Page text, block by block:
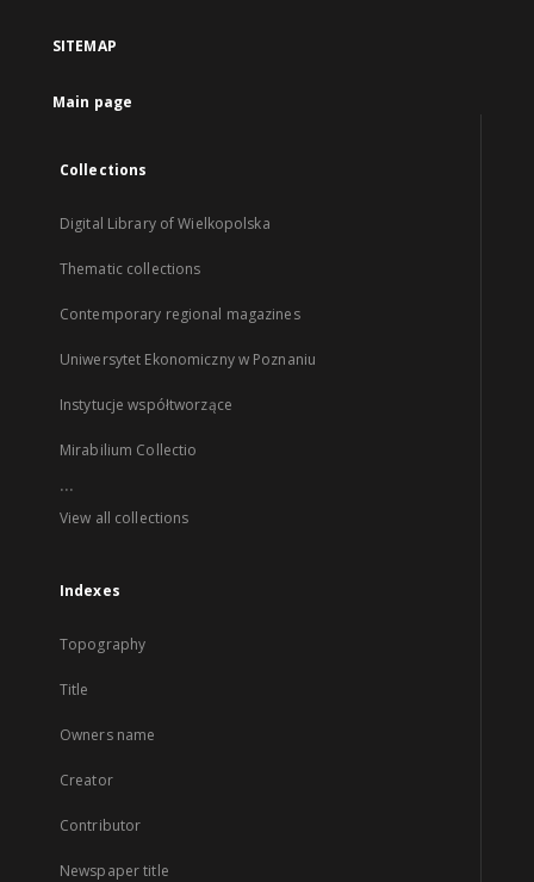
SITEMAP
Main page
Collections
Digital Library of Wielkopolska
Thematic collections
Contemporary regional magazines
Uniwersytet Ekonomiczny w Poznaniu
Instytucje współtworzące
Mirabilium Collectio
...
View all collections
Indexes
Topography
Title
Owners name
Creator
Contributor
Newspaper title